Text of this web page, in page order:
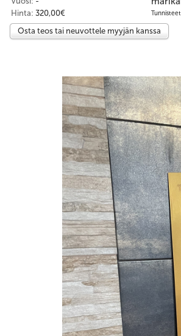
Hinta: 320,00€
Osta teos tai neuvottele myyjän kanssa